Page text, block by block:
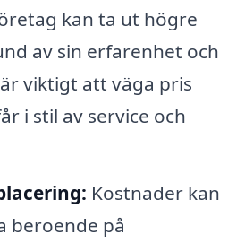
kan ta ut högre
av sin erfarenhet och
viktigt att väga pris
i stil av service och
Kostnader kan
beroende på